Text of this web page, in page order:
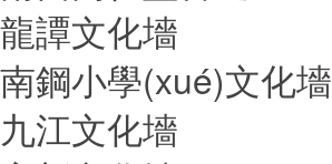
龍譚文化墻
南鋼小學(xué)文化墻
九江文化墻